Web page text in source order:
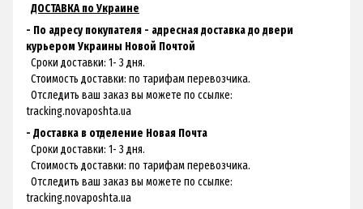
ДОСТАВКА по Украине
- По адресу покупателя - адресная доставка до двери
курьером Украины Новой Почтой
Сроки доставки: 1- 3 дня.
Стоимость доставки: по тарифам перевозчика.
Отследить ваш заказ вы можете по ссылке:
tracking.novaposhta.ua
- Доставка в отделение Новая Почта
Сроки доставки: 1- 3 дня.
Стоимость доставки: по тарифам перевозчика.
Отследить ваш заказ вы можете по ссылке:
tracking.novaposhta.ua